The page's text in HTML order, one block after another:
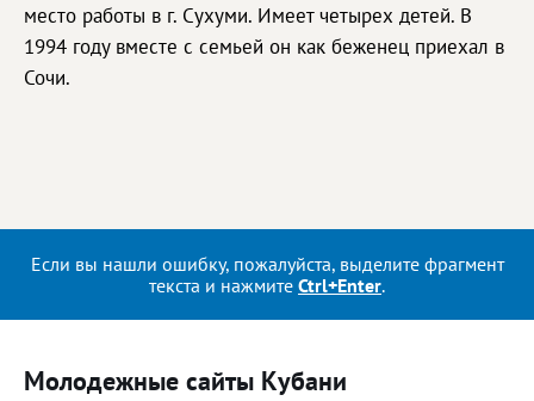
место работы в г. Сухуми. Имеет четырех детей. В
1994 году вместе с семьей он как беженец приехал в
Сочи.
Если вы нашли ошибку, пожалуйста, выделите фрагмент
текста и нажмите Ctrl+Enter.
Молодежные сайты Кубани